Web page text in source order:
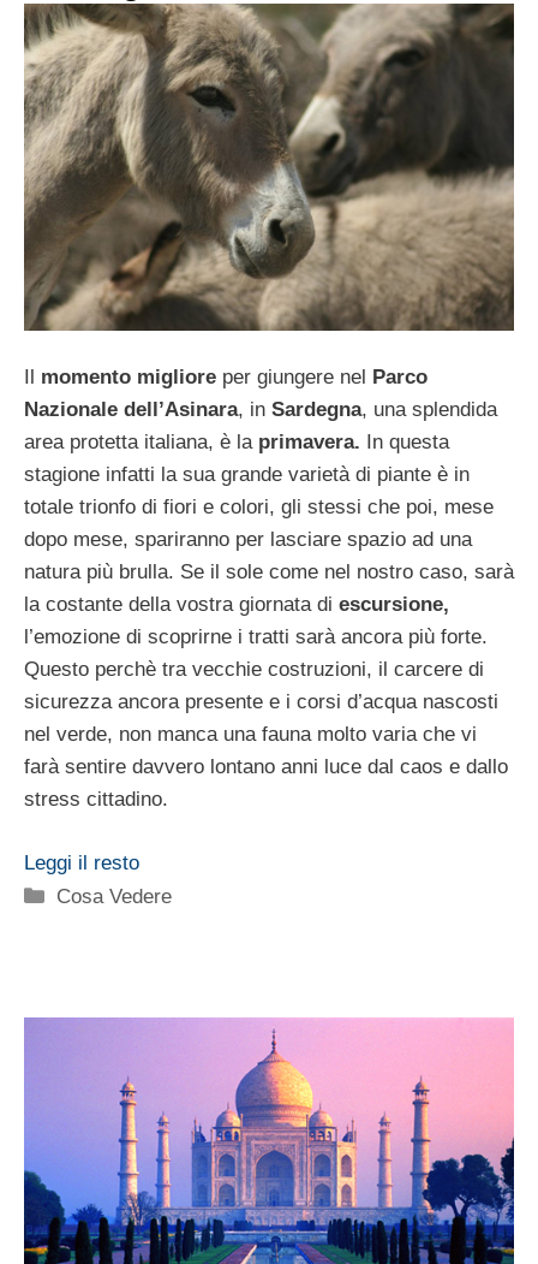
momento migliore per giungere nel
Parco
Nazionale dell’Asinara, in Sardegna, una splendida
area protetta italiana, è la primavera. In questa
stagione infatti la sua grande varietà di piante è in
totale trionfo di fiori e colori, gli stessi che poi, mese
dopo mese, spariranno per lasciare spazio ad una
natura più brulla. Se il sole come nel nostro caso, sarà
la costante della vostra giornata di escursione,
l’emozione di scoprirne i tratti sarà ancora più forte.
Questo perchè tra vecchie costruzioni, il carcere di
sicurezza ancora presente e i corsi d’acqua nascosti
nel verde, non manca una fauna molto varia che vi
farà sentire davvero lontano anni luce dal caos e dallo
stress cittadino.
Leggi il resto
Categorie
Cosa Vedere